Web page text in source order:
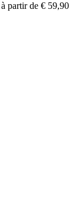
à partir de € 59,90